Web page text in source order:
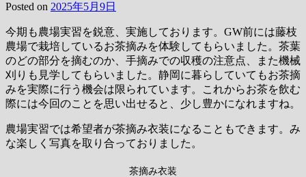
Posted on 2025年5月9日
今期も農場実習を鋭意、実施しております。GW前には藤枝
農場で栽培しているお茶摘みを体験してもらいました。茶葉
のどの部分を摘むのか、手摘みでの収穫の注意点、また機械
刈りも見学してもらいました。静岡に暮らしていてもお茶摘
みを実際に行う機会は限られています。これからお茶を飲む
際には今回のことを思い出せると、少し豊かになれますね。
農場実習では希望者が茶摘み衣装になることもできます。み
な楽しく写真を取り合っておりました。
茶摘み衣装